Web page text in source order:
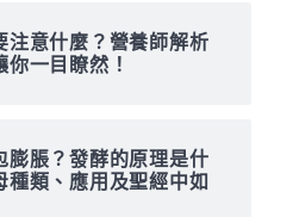
注意什麼？營養師解析
一目瞭然！
膨脹？發酵的原理是什
種類、應用及聖經中如